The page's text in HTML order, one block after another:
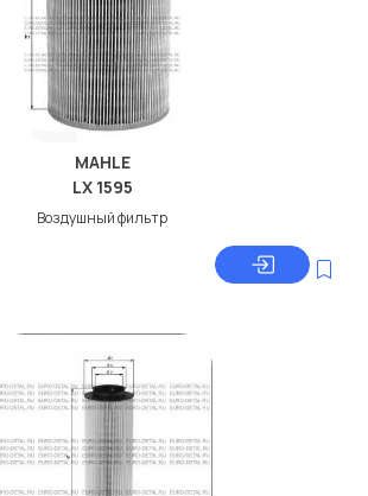
MAHLE
LX 1595
Воздушный фильтр